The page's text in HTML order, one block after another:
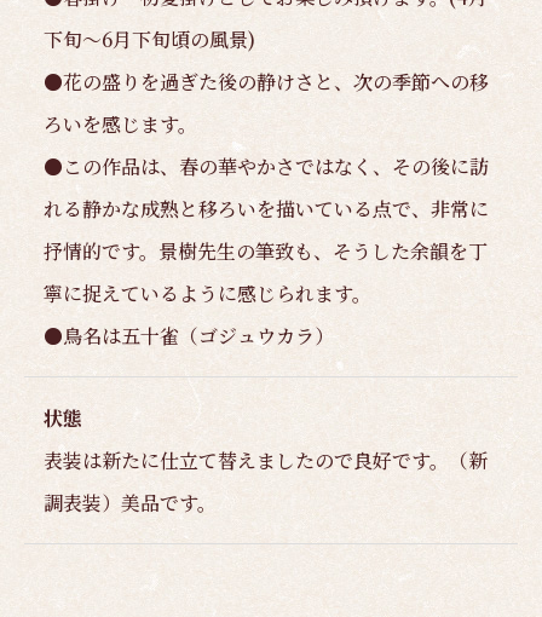
下旬〜6月下旬頃の風景)
●花の盛りを過ぎた後の静けさと、次の季節への移
ろいを感じます。
●この作品は、春の華やかさではなく、その後に訪
れる静かな成熟と移ろいを描いている点で、非常に
抒情的です。景樹先生の筆致も、そうした余韻を丁
寧に捉えているように感じられます。
●鳥名は五十雀（ゴジュウカラ）
状態
表装は新たに仕立て替えましたので良好です。（新
調表装）美品です。